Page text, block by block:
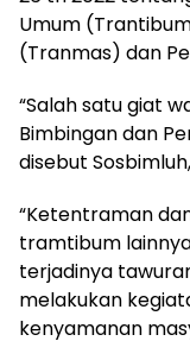
Umum
(Tranmas) dan
“Salah satu giat
Bimbingan dan
disebut
“Ketentraman
tramtibum
terjadinya
melakukan
kenyamanan